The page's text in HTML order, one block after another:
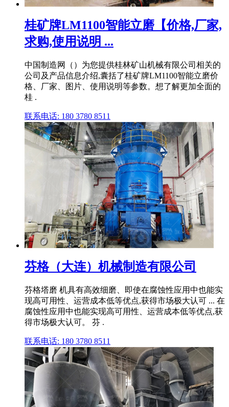
桂矿牌LM1100智能立磨【价格,厂家,
求购,使用说明 ...
中国制造网（）为您提供桂林矿山机械有限公司相关的
公司及产品信息介绍,囊括了桂矿牌LM1100智能立磨价
格、厂家、图片、使用说明等参数。想了解更加全面的
桂 .
联系电话: 180 3780 8511
芬格（大连）机械制造有限公司
芬格塔磨 机具有高效细磨、即使在腐蚀性应用中也能实
现高可用性、运营成本低等优点,获得市场极大认可 ... 在
腐蚀性应用中也能实现高可用性、运营成本低等优点,获
得市场极大认可。 芬 .
联系电话: 180 3780 8511